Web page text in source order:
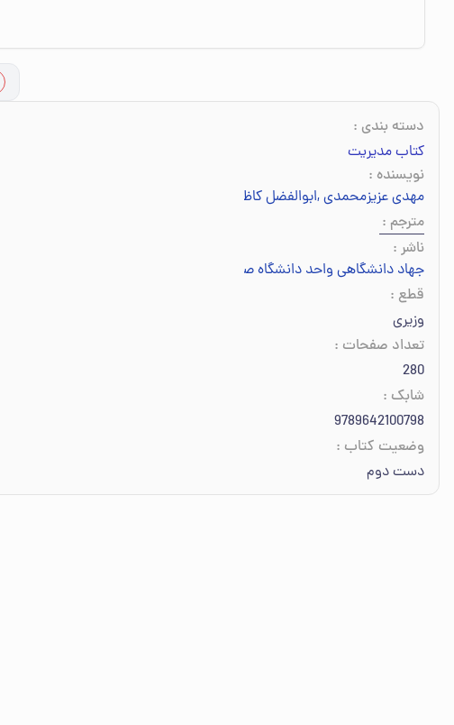
دسته بندی :
کتاب مدیریت
نویسنده :
مهدی عزیزمحمدی,ابوالفضل کاظمی
مترجم :
ناشر :
جهاد دانشگاهی واحد دانشگاه صنعتی امیرکبیر
قطع :
وزیری
تعداد صفحات :
280
شابک :
9789642100798
وضعیت کتاب :
دست دوم